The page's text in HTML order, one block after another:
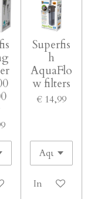
Superfis
h
AquaFlo
w filters
€ 14,99
In